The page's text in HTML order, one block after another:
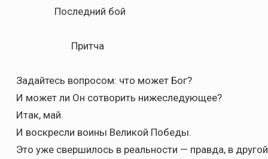
Последний бой
Притча
Задайтесь вопросом: что может Бог?
И может ли Он сотворить нижеследующее?
Итак, май.
И воскресли воины Великой Победы.
Это уже свершилось в реальности — правда, в